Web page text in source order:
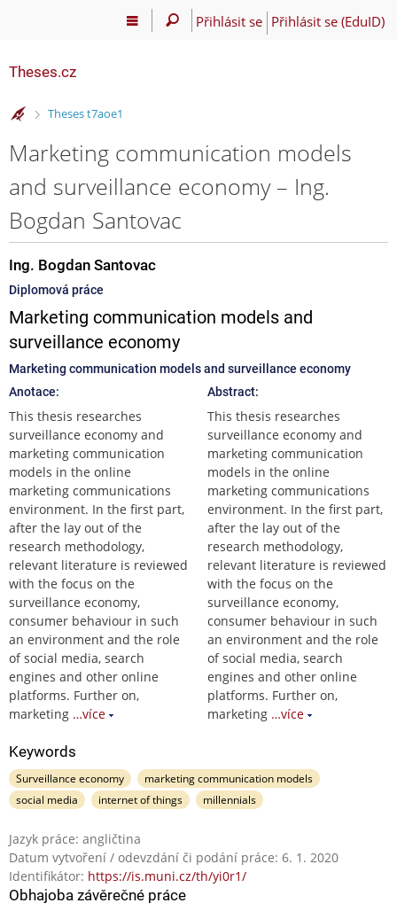
Přihlásit se Přihlásit se (EduID)
Theses.cz
>
Theses t7aoe1
Marketing communication models
and surveillance economy – Ing.
Bogdan Santovac
Ing. Bogdan Santovac
Diplomová práce
Marketing communication models and
surveillance economy
Marketing communication models and surveillance economy
Anotace:
This thesis researches
surveillance economy and
marketing communication
models in the online
marketing communications
environment. In the first part,
after the lay out of the
research methodology,
relevant literature is reviewed
with the focus on the
surveillance economy,
consumer behaviour in such
an environment and the role
of social media, search
engines and other online
platforms. Further on,
marketing …více
Abstract:
This thesis researches
surveillance economy and
marketing communication
models in the online
marketing communications
environment. In the first part,
after the lay out of the
research methodology,
relevant literature is reviewed
with the focus on the
surveillance economy,
consumer behaviour in such
an environment and the role
of social media, search
engines and other online
platforms. Further on,
marketing …více
Keywords
Surveillance economy
marketing communication models
social media
internet of things millennials
Jazyk práce: angličtina
Datum vytvoření / odevzdání či podání práce: 6. 1. 2020
Identifikátor: https://is.muni.cz/th/yi0r1/
Obhajoba závěrečné práce